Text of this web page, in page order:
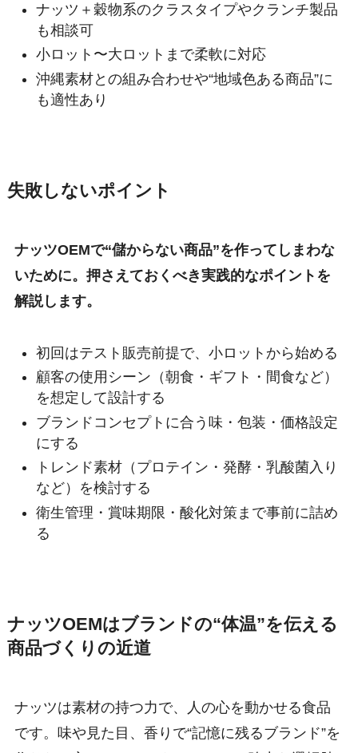
ナッツ＋穀物系のクラスタイプやクランチ製品
も相談可
小ロット〜大ロットまで柔軟に対応
沖縄素材との組み合わせや“地域色ある商品”に
も適性あり
失敗しないポイント
ナッツOEMで“儲からない商品”を作ってしまわな
いために。押さえておくべき実践的なポイントを
解説します。
初回はテスト販売前提で、小ロットから始める
顧客の使用シーン（朝食・ギフト・間食など）
を想定して設計する
ブランドコンセプトに合う味・包装・価格設定
にする
トレンド素材（プロテイン・発酵・乳酸菌入り
など）を検討する
衛生管理・賞味期限・酸化対策まで事前に詰め
る
ナッツOEMはブランドの“体温”を伝える
商品づくりの近道
ナッツは素材の持つ力で、人の心を動かせる食品
です。味や見た目、香りで“記憶に残るブランド”を